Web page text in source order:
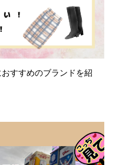
すすめのブランドを紹